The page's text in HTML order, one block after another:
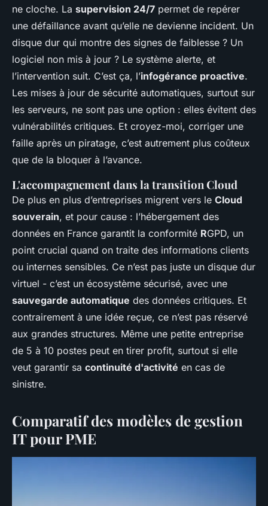
ne cloche. La supervision 24/7 permet de repérer
une défaillance avant qu’elle ne devienne incident. Un
disque dur qui montre des signes de faiblesse ? Un
logiciel non mis à jour ? Le système alerte, et
l’intervention suit. C’est ça, l’infogérance proactive.
Les mises à jour de sécurité automatiques, surtout sur
les serveurs, ne sont pas une option : elles évitent des
vulnérabilités critiques. Et croyez-moi, corriger une
faille après un piratage, c’est autrement plus coûteux
que de la bloquer à l’avance.
L'accompagnement dans la transition Cloud
De plus en plus d’entreprises migrent vers le Cloud
souverain, et pour cause : l’hébergement des
données en France garantit la conformité RGPD, un
point crucial quand on traite des informations clients
ou internes sensibles. Ce n’est pas juste un disque dur
virtuel - c’est un écosystème sécurisé, avec une
sauvegarde automatique des données critiques. Et
contrairement à une idée reçue, ce n’est pas réservé
aux grandes structures. Même une petite entreprise
de 5 à 10 postes peut en tirer profit, surtout si elle
veut garantir sa continuité d'activité en cas de
sinistre.
Comparatif des modèles de gestion
IT pour PME